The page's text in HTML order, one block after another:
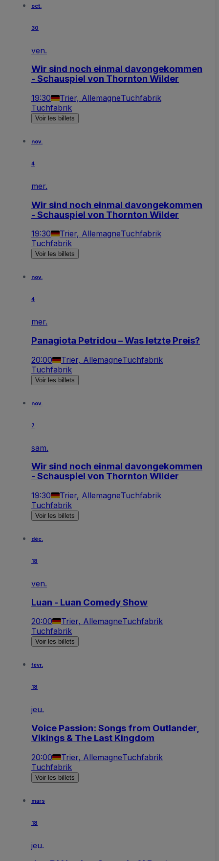
oct.
30
ven.
Wir sind noch einmal davongekommen
- Schauspiel von Thornton Wilder
19:30 Trier, AllemagneTuchfabrik
Tuchfabrik
Voir les billets
nov.
4
mer.
Wir sind noch einmal davongekommen
- Schauspiel von Thornton Wilder
19:30 Trier, AllemagneTuchfabrik
Tuchfabrik
Voir les billets
nov.
4
mer.
Panagiota Petridou – Was letzte Preis?
20:00 Trier, AllemagneTuchfabrik
Tuchfabrik
Voir les billets
nov.
7
sam.
Wir sind noch einmal davongekommen
- Schauspiel von Thornton Wilder
19:30 Trier, AllemagneTuchfabrik
Tuchfabrik
Voir les billets
déc.
18
ven.
Luan - Luan Comedy Show
20:00 Trier, AllemagneTuchfabrik
Tuchfabrik
Voir les billets
févr.
18
jeu.
Voice Passion: Songs from Outlander,
Vikings & The Last Kingdom
20:00 Trier, AllemagneTuchfabrik
Tuchfabrik
Voir les billets
mars
18
jeu.